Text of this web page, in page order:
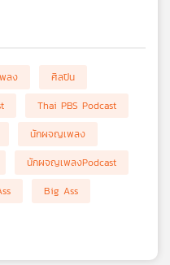
ลง
ศิลปิน
Thai PBS Podcast
นักผจญเพลง
นักผจญเพลงPodcast
Big Ass